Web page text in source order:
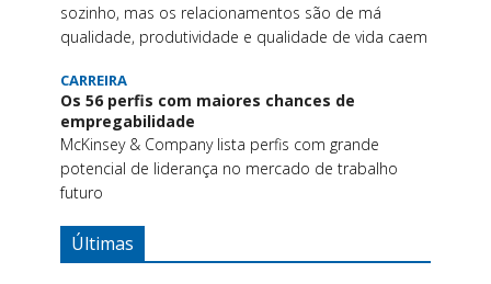
sozinho, mas os relacionamentos são de má
qualidade, produtividade e qualidade de vida caem
CARREIRA
Os 56 perfis com maiores chances de
empregabilidade
McKinsey & Company lista perfis com grande
potencial de liderança no mercado de trabalho
futuro
Últimas